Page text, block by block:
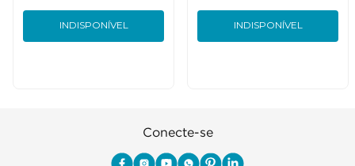
INDISPONÍVEL INDISPONÍVEL
Conecte-se